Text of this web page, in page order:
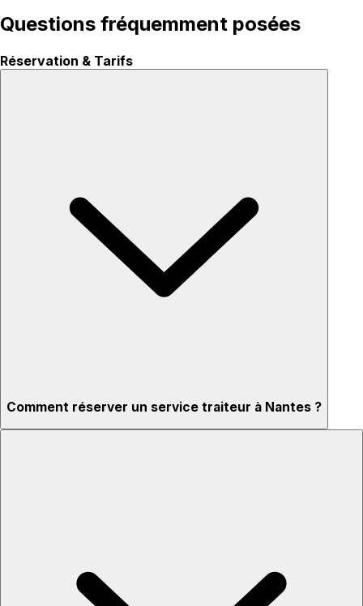
Questions fréquemment posées
Réservation & Tarifs
Comment réserver un service traiteur à Nantes ?